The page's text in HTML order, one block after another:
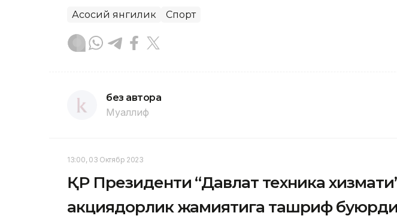
Асосий янгилик Спорт
без автора
Муаллиф
13:00, 03 Октябр 2023
ҚР Президенти “Давлат техника
акциядорлик жамиятига ташриф буюрди